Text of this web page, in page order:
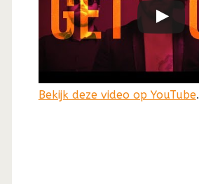
Bekijk deze video op YouTube.